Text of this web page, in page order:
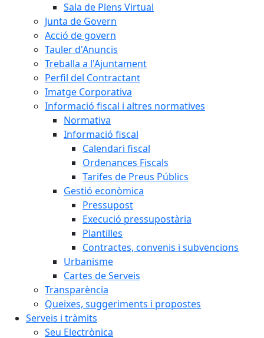
Sala de Plens Virtual
Junta de Govern
Acció de govern
Tauler d'Anuncis
Treballa a l'Ajuntament
Perfil del Contractant
Imatge Corporativa
Informació fiscal i altres normatives
Normativa
Informació fiscal
Calendari fiscal
Ordenances Fiscals
Tarifes de Preus Públics
Gestió econòmica
Pressupost
Execució pressupostària
Plantilles
Contractes, convenis i subvencions
Urbanisme
Cartes de Serveis
Transparència
Queixes, suggeriments i propostes
Serveis i tràmits
Seu Electrònica